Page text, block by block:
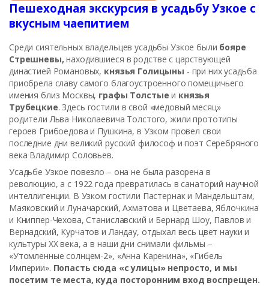
Пешеходная экскурсия в усадьбу Узкое с
вкусным чаепитием
Среди сиятельных владельцев усадьбы Узкое были бояре
Стрешневы, находившиеся в родстве с царствующей
династией Романовых, князья Голицыны - при них усадьба
приобрела славу самого благоустроенного помещичьего
имения близ Москвы, графы Толстые и князья
Трубецкие. Здесь гостили в свой «медовый месяц»
родители Льва Николаевича Толстого, жили прототипы
героев Грибоедова и Пушкина, в Узком провел свои
последние дни великий русский философ и поэт Серебряного
века Владимир Соловьев.
Усадьбе Узкое повезло – она не была разорена в
революцию, а с 1922 года превратилась в санаторий научной
интеллигенции. В Узком гостили Пастернак и Мандельштам,
Маяковский и Луначарский, Ахматова и Цветаева, Яблочкина
и Книппер-Чехова, Станиславский и Бернард Шоу, Павлов и
Вернадский, Курчатов и Ландау, отдыхал весь цвет науки и
культуры XX века, а в наши дни снимали фильмы –
«Утомленные солнцем-2», «Анна Каренина», «Гибель
Империи». Попасть сюда «с улицы» непросто, и мы
посетим те места, куда посторонним вход воспрещен.